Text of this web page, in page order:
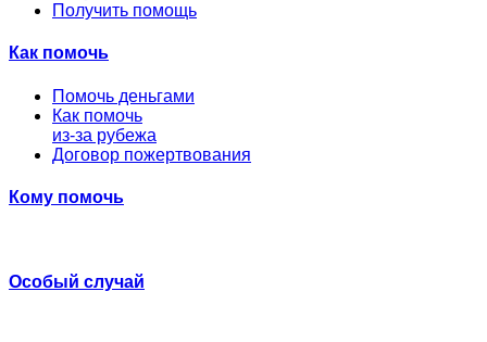
Получить помощь
Как помочь
Помочь деньгами
Как помочь
из-за рубежа
Договор пожертвования
Кому помочь
Особый случай